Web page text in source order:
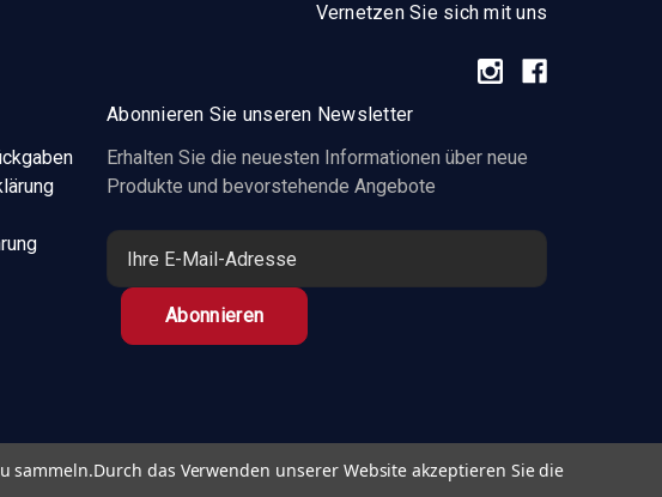
Vernetzen Sie sich mit uns
Abonnieren Sie unseren Newsletter
Erhalten Sie die neuesten Informationen über neue
Produkte und bevorstehende Angebote
E
M
A
d
sammeln.Durch das Verwenden unserer Website akzeptieren Sie die